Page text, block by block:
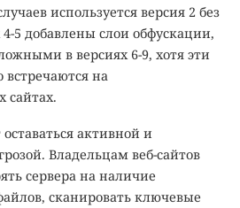
используется версия 2 без
5 добавлены слои обфускации,
в версиях 6-9, хотя эти
встречаются на
сайтах.
активной и
Владельцам веб-сайтов
сервера на наличие
сканировать ключевые